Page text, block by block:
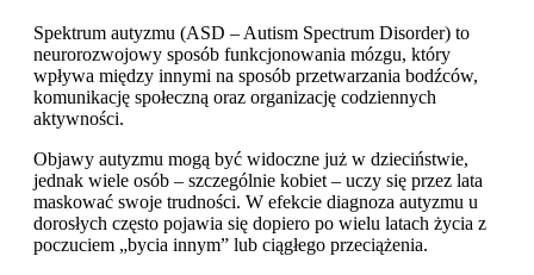
Spektrum autyzmu (ASD – Autism Spectrum Disorder) to
neurorozwojowy sposób funkcjonowania mózgu, który
wpływa między innymi na sposób przetwarzania bodźców,
komunikację społeczną oraz organizację codziennych
aktywności.
Objawy autyzmu mogą być widoczne już w dzieciństwie,
jednak wiele osób – szczególnie kobiet – uczy się przez lata
maskować swoje trudności. W efekcie diagnoza autyzmu u
dorosłych często pojawia się dopiero po wielu latach życia z
poczuciem „bycia innym” lub ciągłego przeciążenia.